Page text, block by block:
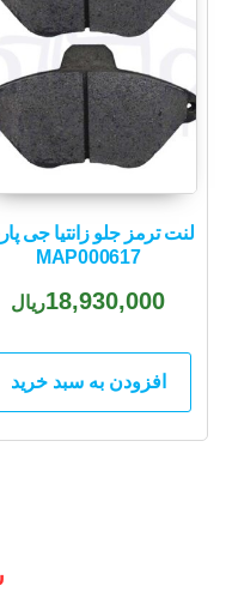
لنت ترمز جلو زانتیا جی
MAP000617
18,930,000ریال
افزودن به سبد خرید